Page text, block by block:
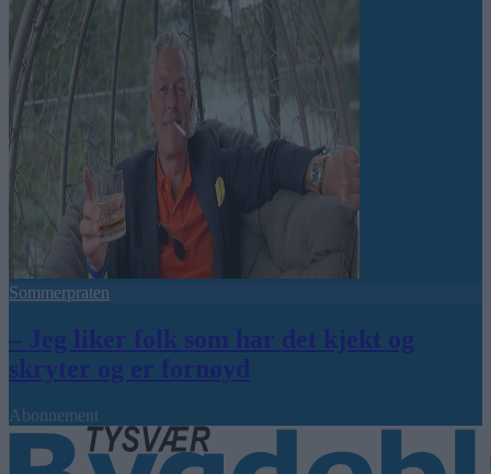
Sommerpraten
– Jeg liker folk som har det kjekt og
skryter og er fornøyd
Abonnement